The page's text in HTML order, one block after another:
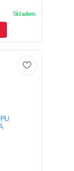
Skladem